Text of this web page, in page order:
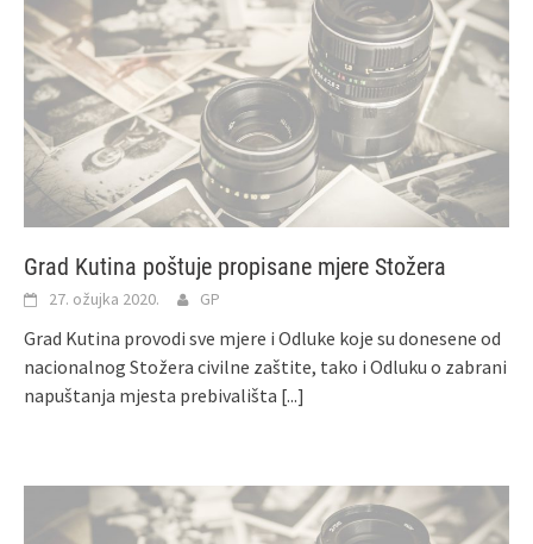
Grad Kutina poštuje propisane mjere Stožera
27. ožujka 2020. GP
Grad Kutina provodi sve mjere i Odluke koje su donesene od
nacionalnog Stožera civilne zaštite, tako i Odluku o zabrani
napuštanja mjesta prebivališta [...]